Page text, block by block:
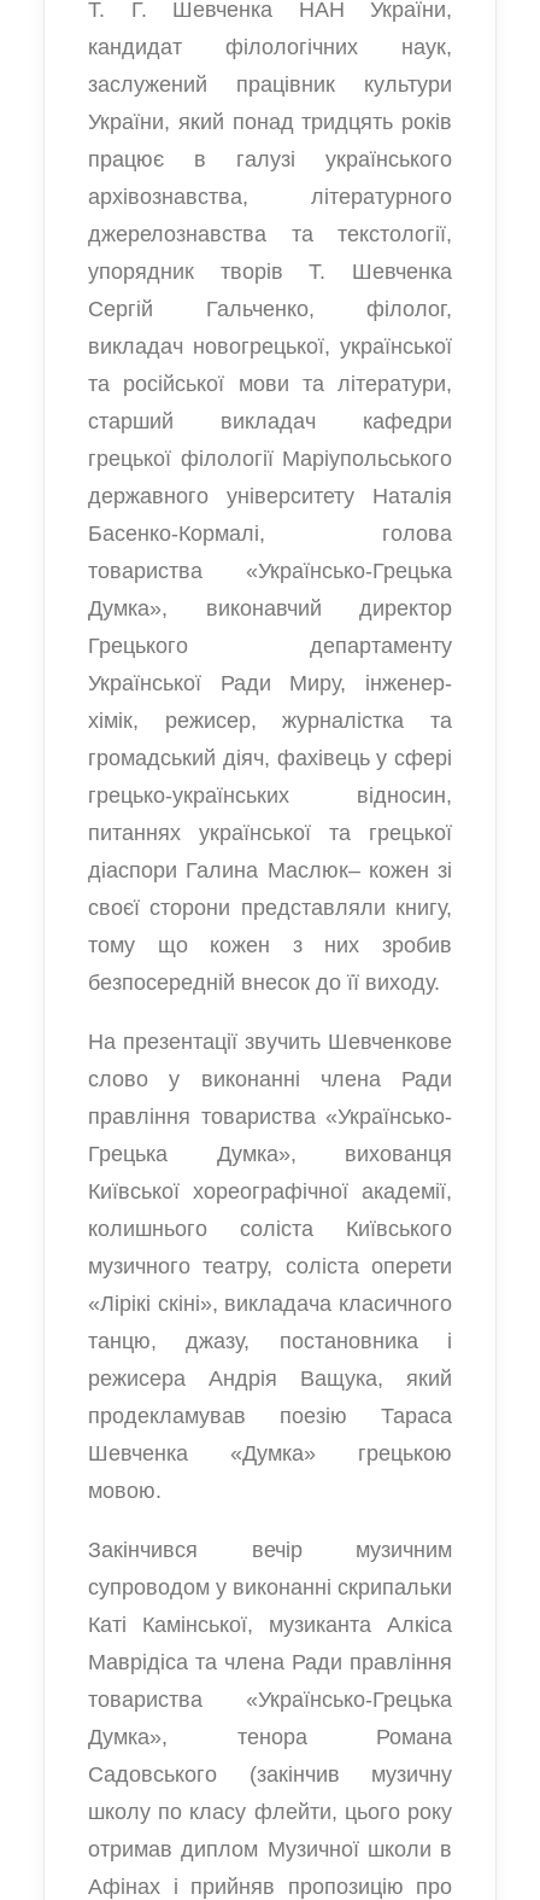
Т. Г. Шевченка НАН України,
кандидат філологічних наук,
заслужений працівник культури
України, який понад тридцять років
працює в галузі українського
архівознавства, літературного
джерелознавства та текстології,
упорядник творів Т. Шевченка
Сергій Гальченко, філолог,
викладач новогрецької, української
та російської мови та літератури,
старший викладач кафедри
грецької філології Маріупольського
державного університету Наталія
Басенко-Кормалі, голова
товариства «Українсько-Грецька
Думка», виконавчий директор
Грецького департаменту
Української Ради Миру, інженер-
хімік, режисер, журналістка та
громадський діяч, фахівець у сфері
грецько-українських відносин,
питаннях української та грецької
діаспори Галина Маслюк– кожен зі
своєї сторони представляли книгу,
тому що кожен з них зробив
безпосередній внесок до її виходу.
На презентації звучить Шевченкове
слово у виконанні члена Ради
правління товариства «Українсько-
Грецька Думка», вихованця
Київської хореографічної академії,
колишнього соліста Київського
музичного театру, соліста оперети
«Лірікі скіні», викладача класичного
танцю, джазу, постановника і
режисера Андрія Ващука, який
продекламував поезію Тараса
Шевченка «Думка» грецькою
мовою.
Закінчився вечір музичним
супроводом у виконанні скрипальки
Каті Камінської, музиканта Алкіса
Маврідіса та члена Ради правління
товариства «Українсько-Грецька
Думка», тенора Романа
Садовського (закінчив музичну
школу по класу флейти, цього року
отримав диплом Музичної школи в
Афінах і прийняв пропозицію про